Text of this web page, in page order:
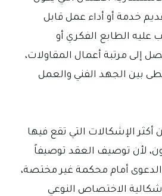
خدمة أو أداء عمل قابل
عليه الطابع الفكري أو
إلى مرتبة أعمال المقاولات،
بين الجهد الفني والعمل
أكثر الإشكالات التي تقع فيها
لأن توصيف العقد توصيفاً
الدعوى أمام محكمة غير مختصة،
الاختصاص النوعي